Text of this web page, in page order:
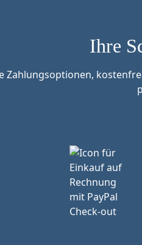
Ihre
Zahlungsoptionen,